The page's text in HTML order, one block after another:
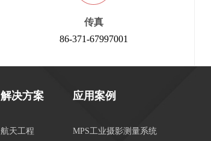
传真
86-371-67997001
解决方案
航天工程
应用案例
MPS工业摄影测量系统